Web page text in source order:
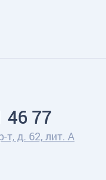
46 77
т, д. 62, лит. А